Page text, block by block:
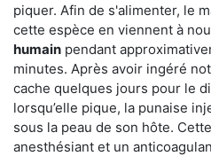
piquer. Afin de s'alimenter, le
cette espèce en viennent à
humain pendant
minutes. Après avoir ingéré
cache quelques jours pour le
lorsqu’elle pique, la punaise
sous la peau de son hôte.
anesthésiant et un